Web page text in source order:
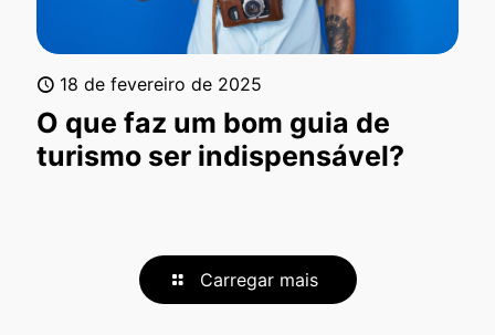
18 de fevereiro de 2025
O que faz um bom guia de
turismo ser indispensável?
Carregar mais